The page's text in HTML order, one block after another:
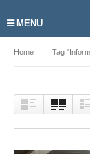
MENU
Home Tag